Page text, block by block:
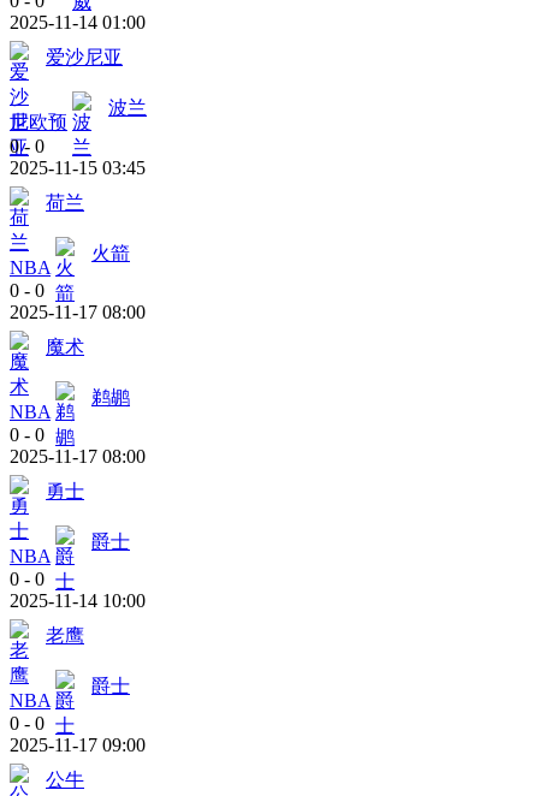
2025-11-14 01:00
爱沙尼亚
世欧预
波兰
0 - 0
2025-11-15 03:45
荷兰
NBA
火箭
0 - 0
2025-11-17 08:00
魔术
NBA
鹈鹕
0 - 0
2025-11-17 08:00
勇士
NBA
爵士
0 - 0
2025-11-14 10:00
老鹰
NBA
爵士
0 - 0
2025-11-17 09:00
公牛